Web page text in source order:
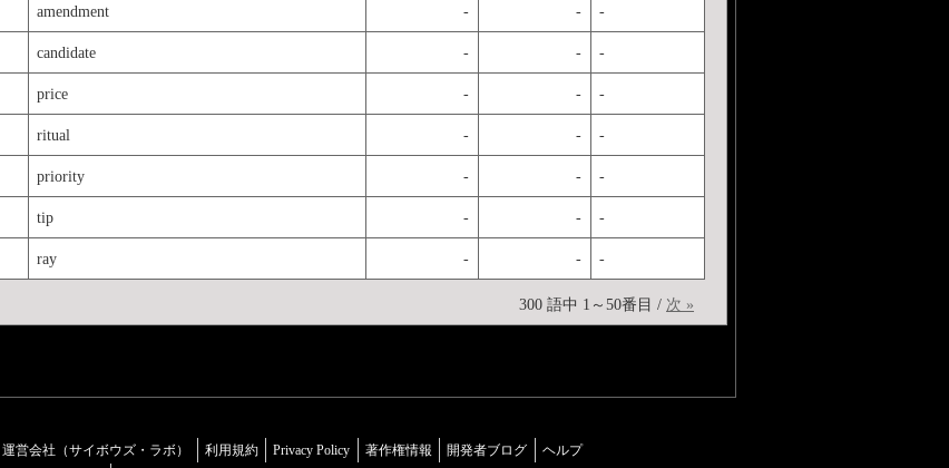
amendment - - -
candidate - - -
price - - -
ritual - - -
priority - - -
tip - - -
ray - - -
300 語中 1～50番目 / 次 »
運営会社（サイボウズ・ラボ） 利用規約 Privacy Policy 著作権情報 開発者ブログ ヘルプ